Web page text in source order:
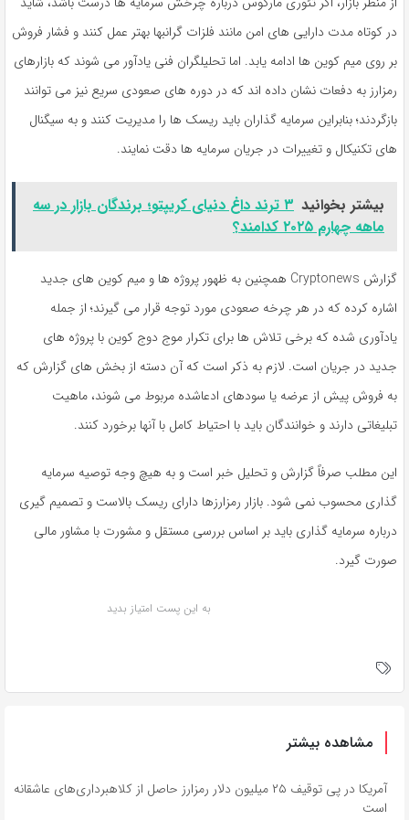
در کوتاه مدت دارایی های امن مانند فلزات گرانبها بهتر عمل کنند و فشار فروش
بر روی میم کوین ها ادامه یابد. اما تحلیلگران فنی یادآور می شوند که بازارهای
رمزارز به دفعات نشان داده اند که در دوره های صعودی سریع نیز می توانند
بازگردند؛ بنابراین سرمایه گذاران باید ریسک ها را مدیریت کنند و به سیگنال
های تکنیکال و تغییرات در جریان سرمایه ها دقت نمایند.
بیشتر بخوانید
۳ ترند داغ دنیای کریپتو؛ برندگان بازار در سه
‌ماهه چهارم ۲۰۲۵ کدامند؟
گزارش Cryptonews همچنین به ظهور پروژه ها و میم کوین های جدید
اشاره کرده که در هر چرخه صعودی مورد توجه قرار می گیرند؛ از جمله
یادآوری شده که برخی تلاش ها برای تکرار موج دوج کوین با پروژه های
جدید در جریان است. لازم به ذکر است که آن دسته از بخش های گزارش که
به فروش پیش از عرضه یا سودهای ادعاشده مربوط می شوند، ماهیت
تبلیغاتی دارند و خوانندگان باید با احتیاط کامل با آنها برخورد کنند.
این مطلب صرفاً گزارش و تحلیل خبر است و به هیچ وجه توصیه سرمایه
گذاری محسوب نمی شود. بازار رمزارزها دارای ریسک بالاست و تصمیم گیری
درباره سرمایه گذاری باید بر اساس بررسی مستقل و مشورت با مشاور مالی
صورت گیرد.
به این پست امتیاز بدید
مشاهده بیشتر
آمریکا در پی توقیف ۲۵ میلیون دلار رمزارز حاصل از کلاهبرداری‌های عاشقانه
است